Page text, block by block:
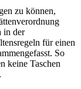
zu können,
in der
für einen
So
keine Taschen